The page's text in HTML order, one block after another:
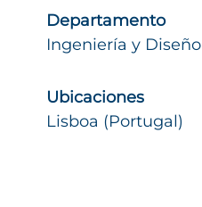
Departamento
Ingeniería y Diseño
Ubicaciones
Lisboa (Portugal)